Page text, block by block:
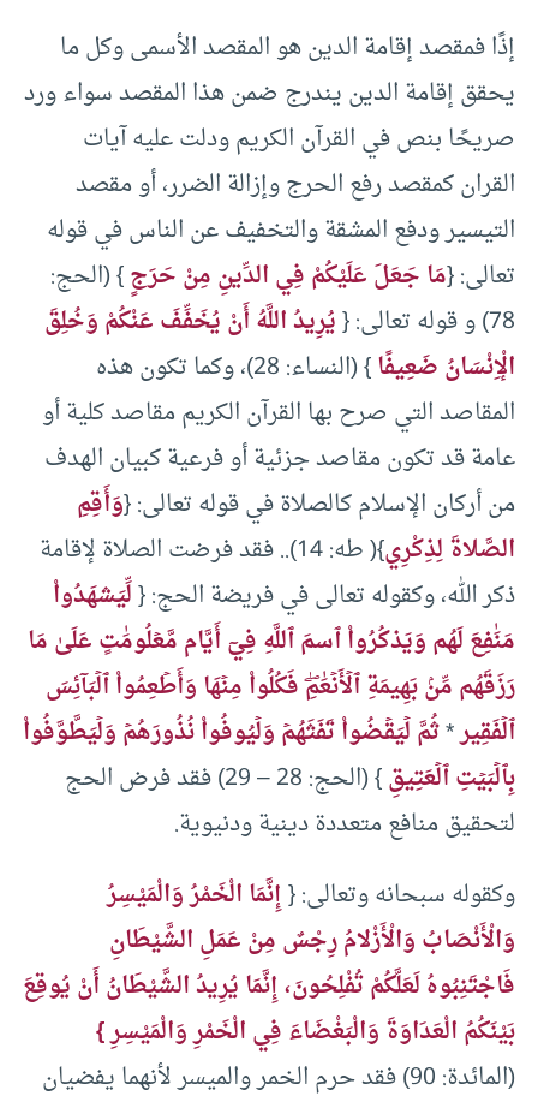
إذًا فمقصد إقامة الدين هو المقصد الأسمى وكل ما
يحقق إقامة الدين يندرج ضمن هذا المقصد سواء ورد
صريحًا بنص في القرآن الكريم ودلت عليه آيات
القران كمقصد رفع الحرج وإزالة الضرر، أو مقصد
التيسير ودفع المشقة والتخفيف عن الناس في قوله
تعالى: {مَا جَعَلَ عَلَيْكُمْ فِي الدِّينِ مِنْ حَرَجٍ} (الحج:
78) و قوله تعالى: {
يُرِيدُ اللَّهُ أَنْ يُخَفِّفَ عَنْكُمْ وَخُلِقَ
الْإِنْسَانُ ضَعِيفًا
} (النساء: 28)، وكما تكون هذه
المقاصد التي صرح بها القرآن الكريم مقاصد كلية أو
عامة قد تكون مقاصد جزئية أو فرعية كبيان الهدف
من أركان الإسلام كالصلاة في قوله تعالى: {وَأَقِمِ
الصَّلاةَ لِذِكْرِي
}( طه: 14).. فقد فرضت الصلاة لإقامة
ذكر الله، وكقوله تعالى في فريضة الحج: {لِّيَشهَدُواْ
مَنَٰفِعَ لَهُم وَيَذكُرُواْ ٱسمَ ٱللَّهِ فِيٓ أَيَّام مَّعۡلُومَٰتٍ عَلَىٰ مَا
رَزَقَهُم مِّنۢ بَهِيمَةِ ٱلۡأَنۡعَٰمِۖ فَكُلُواْ مِنۡهَا وَأَطۡعِمُواْ ٱلۡبَآئِسَ
ٱلۡفَقِير*ثُمَّ لۡيَقۡضُواْ تَفَثَهُمۡ وَلۡيُوفُواْ نُذُورَهُمۡ وَلۡيَطَّوَّفُواْ
بِٱلۡبَيۡتِ ٱلۡعَتِيقِ
} (الحج: 28 – 29) فقد فرض الحج
لتحقيق منافع متعددة دينية ودنيوية.
وكقوله سبحانه وتعالى: {إِنَّمَا الْخَمْرُ وَالْمَيْسِرُ
وَالْأَنْصَابُ وَالْأَزْلامُ رِجْسٌ مِنْ عَمَلِ الشَّيْطَانِ
فَاجْتَنِبُوهُ لَعَلَّكُمْ تُفْلِحُونَ، إِنَّمَا يُرِيدُ الشَّيْطَانُ أَنْ يُوقِعَ
بَيْنَكُمُ الْعَدَاوَةَ وَالْبَغْضَاءَ فِي الْخَمْرِ وَالْمَيْسِرِ }
(المائدة: 90) فقد حرم الخمر والميسر لأنهما يفضيان